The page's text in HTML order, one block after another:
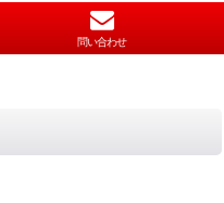
問い合わせ